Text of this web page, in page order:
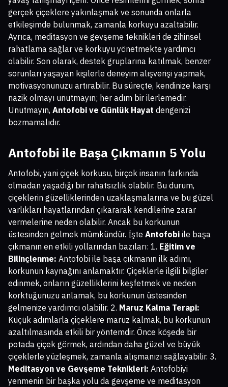
gerçek çiçeklere yakınlaşmak ve sonunda onlarla
etkileşimde bulunmak, zamanla korkuyu azaltabilir.
Ayrıca, meditasyon ve gevşeme teknikleri de zihinsel
rahatlama sağlar ve korkuyu yönetmekte yardımcı
olabilir. Son olarak, destek gruplarına katılmak, benzer
sorunları yaşayan kişilerle deneyim alışverişi yapmak,
motivasyonunuzu artırabilir. Bu süreçte, kendinize karşı
nazik olmayı unutmayın; her adım bir ilerlemedir.
Unutmayın, Antofobi ve Günlük Hayat dengenizi
bozmamalıdır.
Antofobi ile Başa Çıkmanın 5 Yolu
Antofobi, yani çiçek korkusu, birçok insanın farkında
olmadan yaşadığı bir rahatsızlık olabilir. Bu durum,
çiçeklerin güzelliklerinden uzaklaşmalarına ve bu güzel
varlıkları hayatlarından çıkararak kendilerine zarar
vermelerine neden olabilir. Ancak bu korkunun
üstesinden gelmek mümkündür. İşte Antofobi ile başa
çıkmanın en etkili yollarından bazıları: 1. Eğitim ve
Bilinçlenme: Antofobi ile başa çıkmanın ilk adımı,
korkunun kaynağını anlamaktır. Çiçeklerle ilgili bilgiler
edinmek, onların güzelliklerini keşfetmek ve neden
korktuğunuzu anlamak, bu korkunun üstesinden
gelmenize yardımcı olabilir. 2. Maruz Kalma Terapi:
Küçük adımlarla çiçeklere maruz kalmak, bu korkunun
azaltılmasında etkili bir yöntemdir. Önce köşede bir
potada çiçek görmek, ardından daha güzel ve büyük
çiçeklerle yüzleşmek, zamanla alışmanızı sağlayabilir. 3.
Meditasyon ve Gevşeme Teknikleri: Antofobiyi
yenmenin bir başka yolu da gevşeme ve meditasyon